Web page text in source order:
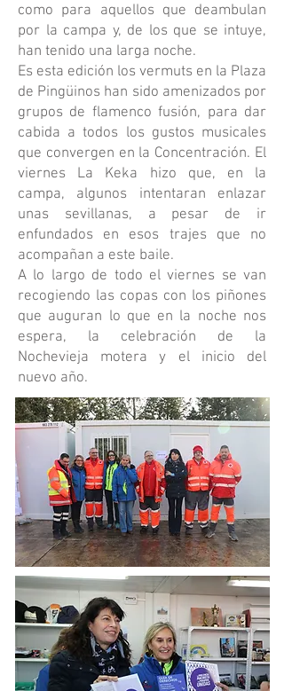
como para aquellos que deambulan
por la campa y, de los que se intuye,
han tenido una larga noche.
Es esta edición los vermuts en la Plaza
de Pingüinos han sido amenizados por
grupos de flamenco fusión, para dar
cabida a todos los gustos musicales
que convergen en la Concentración. El
viernes La Keka hizo que, en la
campa, algunos intentaran enlazar
unas sevillanas, a pesar de ir
enfundados en esos trajes que no
acompañan a este baile.
A lo largo de todo el viernes se van
recogiendo las copas con los piñones
que auguran lo que en la noche nos
espera, la celebración de la
Nochevieja motera y el inicio del
nuevo año.